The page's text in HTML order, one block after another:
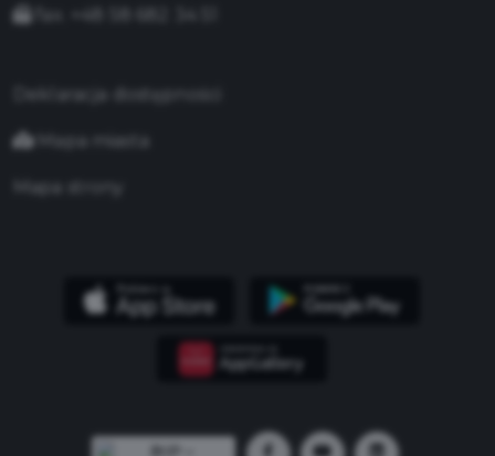
Deklaracja dostępności
Mapa miasta
Mapa strony